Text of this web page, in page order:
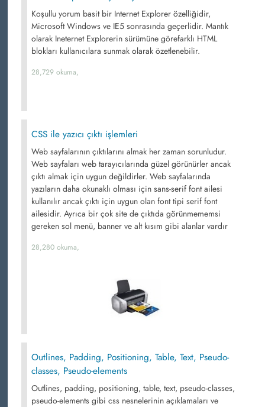
Koşullu yorum basit bir Internet Explorer özelliğidir,
Microsoft Windows ve IE5 sonrasında geçerlidir. Mantık
olarak Ineternet Explorerin sürümüne görefarklı HTML
blokları kullanıcılara sunmak olarak özetlenebilir.
28,729 okuma,
CSS ile yazıcı çıktı işlemleri
Web sayfalarının çıktılarını almak her zaman sorunludur.
Web sayfaları web tarayıcılarında güzel görünürler ancak
çıktı almak için uygun değildirler. Web sayfalarında
yazıların daha okunaklı olması için sans-serif font ailesi
kullanılır ancak çıktı için uygun olan font tipi serif font
ailesidir. Ayrıca bir çok site de çıktıda görünmememsi
gereken sol menü, banner ve alt kısım gibi alanlar vardır
28,280 okuma,
Outlines, Padding, Positioning, Table, Text, Pseudo-
classes, Pseudo-elements
Outlines, padding, positioning, table, text, pseudo-classes,
pseudo-elements gibi css nesnelerinin açıklamaları ve